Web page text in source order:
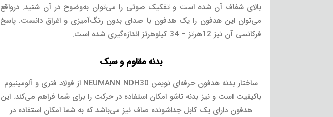
بالای شفاف آن شده است و تفکیک صوتی را می‌توان به‌وضوح در آن شنید. درواقع
می‌توان این هدفون را یک هدفون با صدای بدون رنگ‌آمیزی و اغراق دانست. پاسخ
فرکانسی آن نیز 12هرتز – 34 کیلوهرتز اندازه‌گیری شده است.
بدنه مقاوم و سبک
ساختار بدنه هدفون حرفه‌ای نویمن NEUMANN NDH30 از فولاد فنری و آلومینیوم
باکیفیت است و نیز بدنه تاشو امکان استفاده در حرکت را برای شما فراهم می‌کند. این
هدفون دارای یک کابل جداشونده صاف نیز می‌باشد که به شما امکان استفاده در